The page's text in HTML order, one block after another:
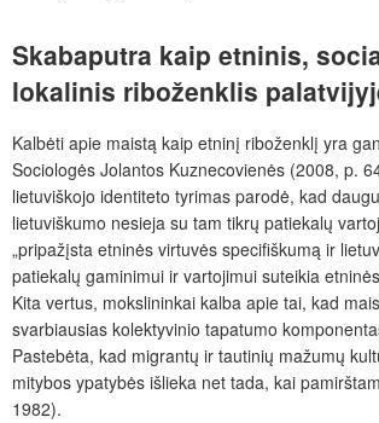
Skabaputra kaip etninis,
lokalinis riboženklis
Kalbėti apie maistą kaip etninį riboženklį yra
Sociologės Jolantos Kuznecovienės (2008, p.
lietuviškojo identiteto tyrimas parodė, kad
lietuviškumo nesieja su tam tikrų patiekalų
„pripažįsta etninės virtuvės specifiškumą ir
patiekalų gaminimui ir vartojimui suteikia
Kita vertus, mokslininkai kalba apie tai, kad
svarbiausias kolektyvinio tapatumo
Pastebėta, kad migrantų ir tautinių mažumų
mitybos ypatybės išlieka net tada, kai
1982).